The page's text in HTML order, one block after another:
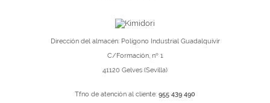
Dirección del almacén: Polígono Industrial Guadalquivir
C/Formación, nº 1
41120 Gelves (Sevilla)
Tfno de atención al cliente: 955 439 490